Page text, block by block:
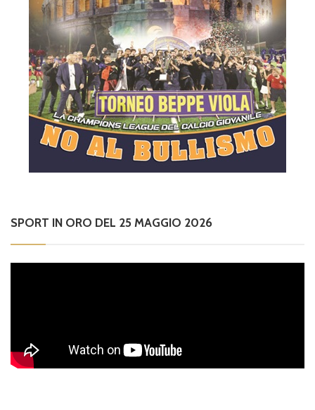
SPORT IN ORO DEL 25 MAGGIO 2026